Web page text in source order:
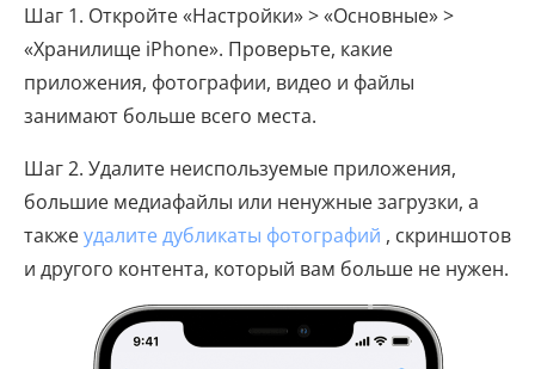
Шаг 1. Откройте «Настройки» > «Основные» >
«Хранилище iPhone». Проверьте, какие
приложения, фотографии, видео и файлы
занимают больше всего места.
Шаг 2. Удалите неиспользуемые приложения,
большие медиафайлы или ненужные загрузки, а
такжеудалите дубликаты фотографий , скриншотов
и другого контента, который вам больше не нужен.